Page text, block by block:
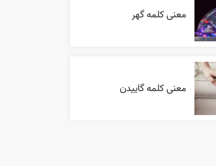
معنی کلمه گهر
معنی کلمه گاییدن